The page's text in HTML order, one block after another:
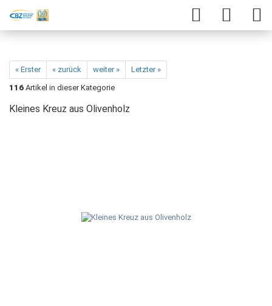
« Erster « zurück weiter »
Letzter »
116 Artikel in dieser Kategorie
Kleines Kreuz aus Olivenholz